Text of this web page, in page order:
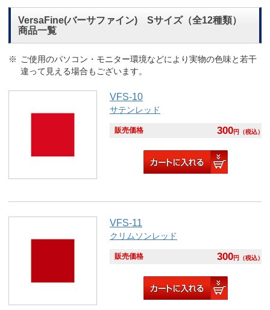
VersaFine(バーサファイン) Sサイズ（全12種類）
商品一覧
ご使用のパソコン・モニター環境などにより実物の色味と若干
違って見える場合もございます。
VFS-10
サテンレッド
販売価格 300円 （税込）
VFS-11
クリムソンレッド
販売価格 300円 （税込）